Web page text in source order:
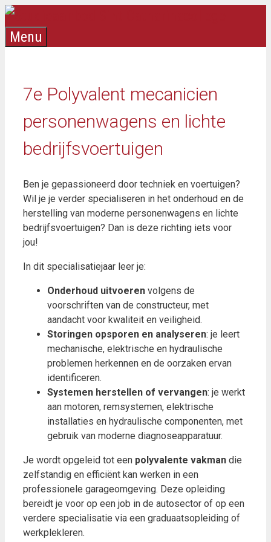
Ga
naar
de
Menu
7e Polyvalent mecanicien
personenwagens en lichte
bedrijfsvoertuigen
Ben je gepassioneerd door techniek en voertuigen?
Wil je je verder specialiseren in het onderhoud en de
herstelling van moderne personenwagens en lichte
bedrijfsvoertuigen? Dan is deze richting iets voor
jou!
In dit specialisatiejaar leer je:
Onderhoud uitvoeren volgens de
voorschriften van de constructeur, met
aandacht voor kwaliteit en veiligheid.
Storingen opsporen en analyseren: je leert
mechanische, elektrische en hydraulische
problemen herkennen en de oorzaken ervan
identificeren.
Systemen herstellen of vervangen: je werkt
aan motoren, remsystemen, elektrische
installaties en hydraulische componenten, met
gebruik van moderne diagnoseapparatuur.
Je wordt opgeleid tot een polyvalente vakman die
zelfstandig en efficiënt kan werken in een
professionele garageomgeving. Deze opleiding
bereidt je voor op een job in de autosector of op een
verdere specialisatie via een graduaatsopleiding of
werkplekleren.